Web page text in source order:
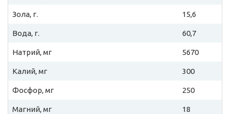
Зола, г. 15,6
Вода, г. 60,7
Натрий, мг 5670
Калий, мг 300
Фосфор, мг 250
Магний, мг 18